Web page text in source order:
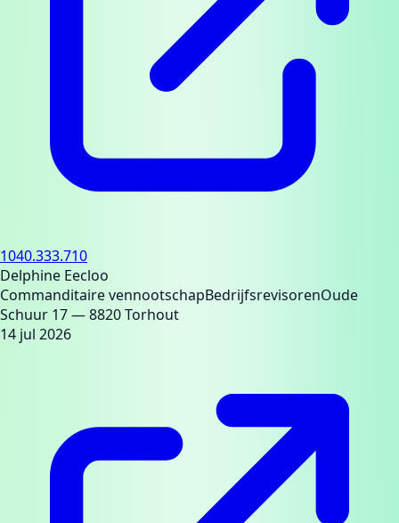
1040.333.710
Delphine Eecloo
Commanditaire vennootschapBedrijfsrevisorenOude
Schuur 17— 8820 Torhout
14 jul 2026